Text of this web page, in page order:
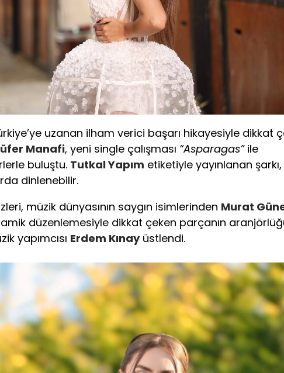
uzanan ilham verici başarı hikayesiyle dikkat
Manafi, yeni single çalışması “Asparagas”ile
buluştu. Tutkal Yapım etiketiyle yayınlanan
dinlenebilir.
müzik dünyasının saygın isimlerinden Murat
düzenlemesiyle dikkat çeken parçanın
yapımcısı Erdem Kınayüstlendi.